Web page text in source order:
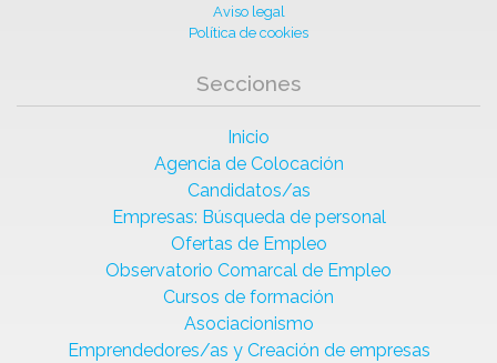
Aviso legal
Política de cookies
Secciones
Inicio
Agencia de Colocación
Candidatos/as
Empresas: Búsqueda de personal
Ofertas de Empleo
Observatorio Comarcal de Empleo
Cursos de formación
Asociacionismo
Emprendedores/as y Creación de empresas